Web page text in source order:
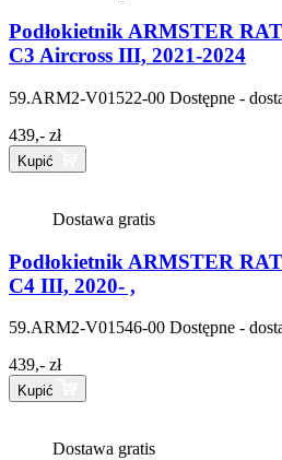
Podłokietnik ARMSTER
C3 Aircross III, 2021-2024
59.ARM2-V01522-00 Dostępne -
439,- zł
Kupić
Dostawa gratis
Podłokietnik ARMSTER
C4 III, 2020- ,
59.ARM2-V01546-00 Dostępne -
439,- zł
Kupić
Dostawa gratis